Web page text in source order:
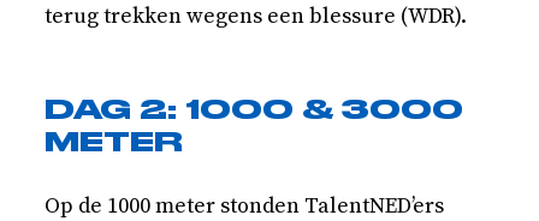
terug trekken wegens een blessure (WDR).
DAG 2: 1000 & 3000
METER
Op de 1000 meter stonden TalentNED’ers